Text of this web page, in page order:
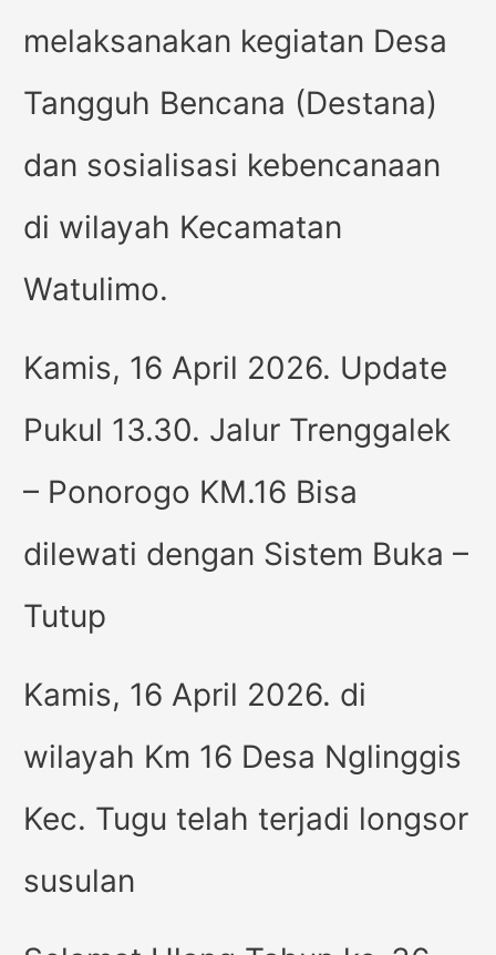
melaksanakan kegiatan Desa
Tangguh Bencana (Destana)
dan sosialisasi kebencanaan
di wilayah Kecamatan
Watulimo.
Kamis, 16 April 2026. Update
Pukul 13.30. Jalur Trenggalek
– Ponorogo KM.16 Bisa
dilewati dengan Sistem Buka –
Tutup
Kamis, 16 April 2026. di
wilayah Km 16 Desa Nglinggis
Kec. Tugu telah terjadi longsor
susulan